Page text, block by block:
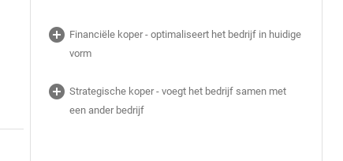
add_circle Financiële koper - optimaliseert het bedrijf in huidige
vorm
add_circle Strategische koper - voegt het bedrijf samen met
een ander bedrijf